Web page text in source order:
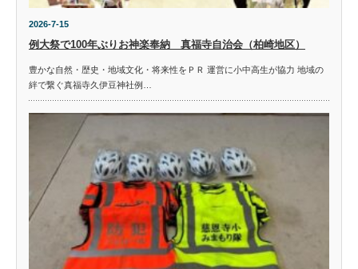
2026-7-15
例大祭で100年ぶりお神楽奉納 真福寺自治会（柏崎地区）
豊かな自然・歴史・地域文化・将来性をＰＲ 運営に小中高生が協力 地域の
絆で繋ぐ真福寺久伊豆神社例…